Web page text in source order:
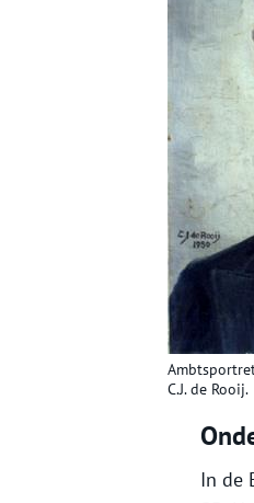
C.J. de Rooij.
In de